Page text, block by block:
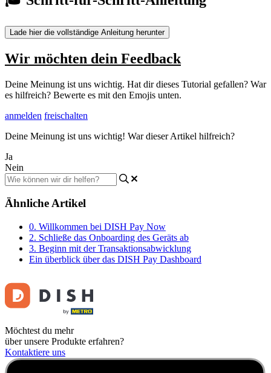
Lade hier die vollständige Anleitung herunter
Wir möchten dein Feedback
Deine Meinung ist uns wichtig. Hat dir dieses Tutorial gefallen? War
es hilfreich? Bewerte es mit den Emojis unten.
anmelden freischalten
Deine Meinung ist uns wichtig! War dieser Artikel hilfreich?
Ja
Nein
Ähnliche Artikel
0. Willkommen bei DISH Pay Now
2. Schließe das Onboarding des Geräts ab
3. Beginn mit der Transaktionsabwicklung
Ein überblick über das DISH Pay Dashboard
Möchtest du mehr
über unsere Produkte erfahren?
Kontaktiere uns